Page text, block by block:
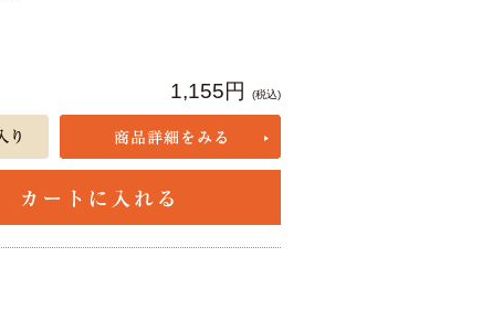
1,155円 (税込)